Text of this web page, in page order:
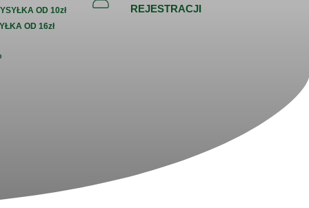
OD 10zł
OD 16zł
REJESTRACJI